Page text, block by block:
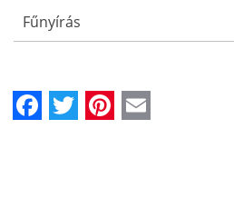
Fűnyírás
Facebook
TwitterPinterest